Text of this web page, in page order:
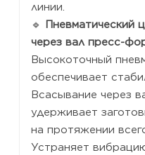
линии.
🔹 Пневматический
через вал пресс-
Высокоточный
обеспечивает
Всасывание через
удерживает
на протяжении
Устраняет